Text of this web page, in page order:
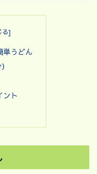
単うどん
ント